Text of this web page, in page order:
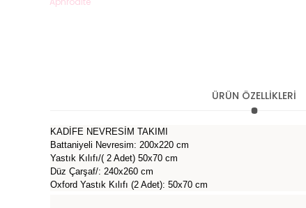
ÜRÜN ÖZELLİKLERİ
KADİFE NEVRESİM TAKIMI
Battaniyeli Nevresim: 200x220 cm
Yastık Kılıfı/( 2 Adet) 50x70 cm
Düz Çarşaf/: 240x260 cm
Oxford Yastık Kılıfı (2 Adet): 50x70 cm